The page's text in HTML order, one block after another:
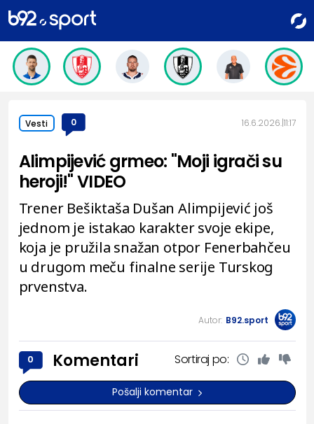
Vesti 0 16.6.2026. 11:17
Alimpijević grmeo: "Moji igrači su
heroji!" VIDEO
Trener Bešiktaša Dušan Alimpijević još
jednom je istakao karakter svoje ekipe,
koja je pružila snažan otpor Fenerbahčeu
u drugom meču finalne serije Turskog
prvenstva.
Autor: B92.sport
0 Komentari Sortiraj po:
Pošalji komentar